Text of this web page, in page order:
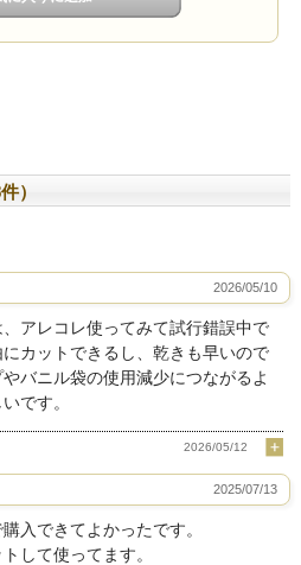
）
2026/05/10
アレコレ使ってみて試行錯誤中で
カットできるし、乾きも早いので
バニル袋の使用減少につながるよ
です。
2026/05/12
2025/07/13
入できてよかったです。
して使ってます。